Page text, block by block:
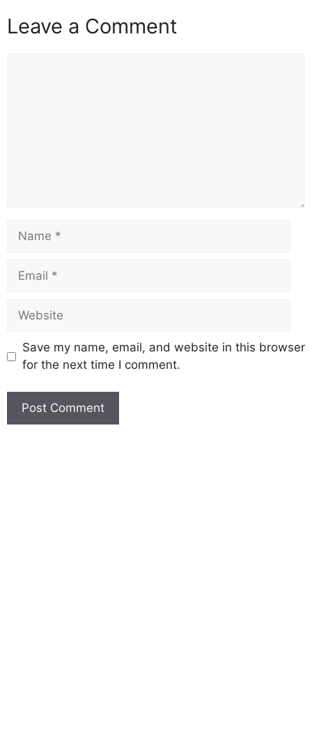
Leave a Comment
Save my name, email, and website in this browser
for the next time I comment.